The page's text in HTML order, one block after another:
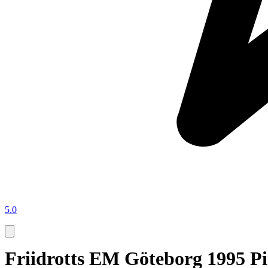
5.0
Friidrotts EM Göteborg 1995